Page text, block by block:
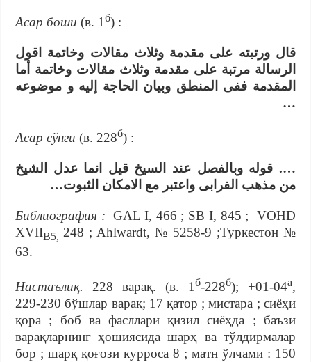
Асар боши (в. 1б) :
قال ورتبته على مقدمة وثلاث مقالات وخاتمة اقول
الرسالة مرتبة على مقدمة وثلاث مقالات وخاتمة أما
المقدمة ففى المنطق وبيان الحاجة إليه و موضوعه
…
Асар сўнги (в. 228б) :
…. قوله وبالفصل عند السيخ قيل انما عدل الشيخ
من مذهب الفرابى واعتبر مع الامكان الثبوت…
Библиография : GAL I, 466 ; SB I, 845 ; VOHD
XVIIB5,248 ; Ahlwardt, № 5258-9 ;Туркестон №
63.
Настаълиқ.228 варақ. (в. 1б-228б); +01-04а,
229-230 бўшлар варақ; 17 қатор ; мистара ; сиёҳи
қора ; боб ва фасллари қизил сиёҳда ; баъзи
варақларнинг ҳошиясида шарҳ ва тўлдирмалар
бор ; шарқ қоғози курроса 8 ; матн ўлчами : 150